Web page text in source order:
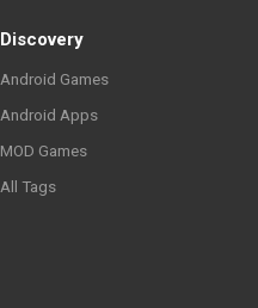
Discovery
Android Games
Android Apps
MOD Games
All Tags